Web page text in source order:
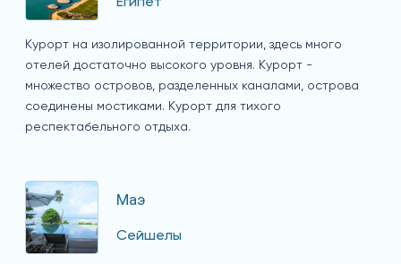
Египет
Курорт на изолированной территории, здесь много
отелей достаточно высокого уровня. Курорт -
множество островов, разделенных каналами, острова
соединены мостиками. Курорт для тихого
респектабельного отдыха.
Маэ
Сейшелы